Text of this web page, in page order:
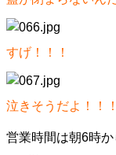
すげ！！！
泣きそうだよ！！！
営業時間は朝6時